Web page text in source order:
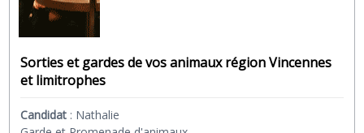
Sorties et gardes de vos animaux région Vincennes
et limitrophes
Candidat : Nathalie